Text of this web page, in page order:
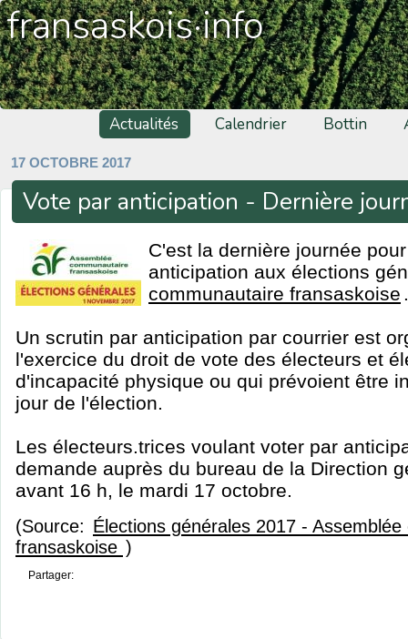
fransaskois·info
Actualités Calendrier Bottin
17 OCTOBRE 2017
Vote par anticipation - Dernière
C'est la dernière journée
anticipation aux élections
communautaire fransaskoise .
Un scrutin par anticipation par courrier est
l'exercice du droit de vote des électeurs et
d'incapacité physique ou qui prévoient être
jour de l'élection.
Les électeurs.trices voulant voter par
demande auprès du bureau de la Direction
avant 16 h, le mardi 17 octobre.
(Source: Élections générales 2017 -
fransaskoise )
Partager: